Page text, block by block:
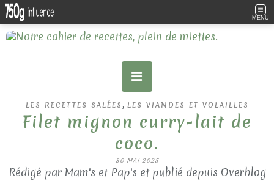
MENU
LES RECETTES SALÉES , LES VIANDES ET VOLAILLES
Filet mignon curry-lait de
coco.
30 MAI 2025
Rédigé par Mam's et Pap's et publié depuis Overblog